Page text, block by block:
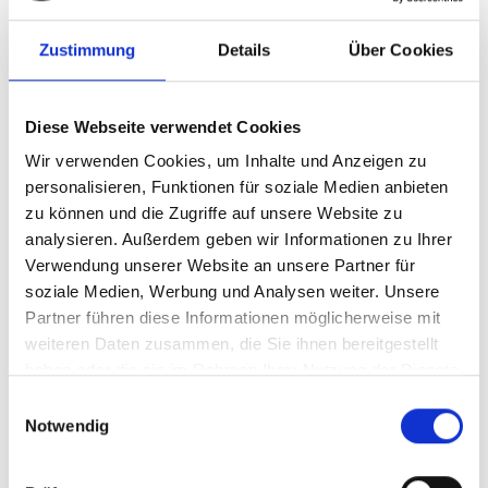
Zustimmung Details Über Cookies
Diese Webseite verwendet Cookies
Wir verwenden Cookies, um Inhalte und Anzeigen zu
personalisieren, Funktionen für soziale Medien anbieten
zu können und die Zugriffe auf unsere Website zu
analysieren. Außerdem geben wir Informationen zu Ihrer
Verwendung unserer Website an unsere Partner für
soziale Medien, Werbung und Analysen weiter. Unsere
Partner führen diese Informationen möglicherweise mit
weiteren Daten zusammen, die Sie ihnen bereitgestellt
Notwendig
inkl. MwSt.zzgl. Versandkosten
Domaine Uby, Bulles
Sauvignon, Cotes de
Gascogne, zero alcoool -